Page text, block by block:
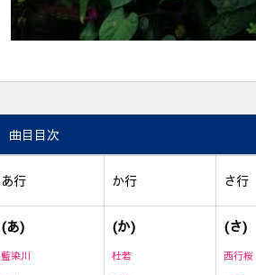
曲目目次
あ行 か行 さ行
(あ)
藍染川
(か)
杜若
(さ)
西行桜